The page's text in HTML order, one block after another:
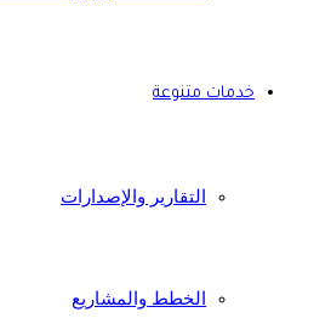
خدمات متنوعة
التقارير والإصدارات
الخطط والمشاريع